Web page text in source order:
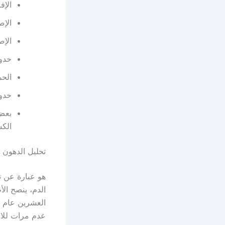
تحليل الدهون
هو عبارة عن
الدم، ينصح
العشرين
عدم مرات